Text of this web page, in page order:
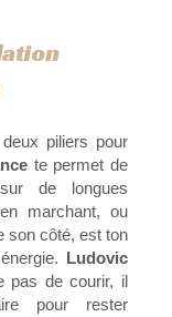
piliers pour
te permet de
de longues
marchant, ou
son côté, est ton
Ludovic
pas de courir, il
pour rester